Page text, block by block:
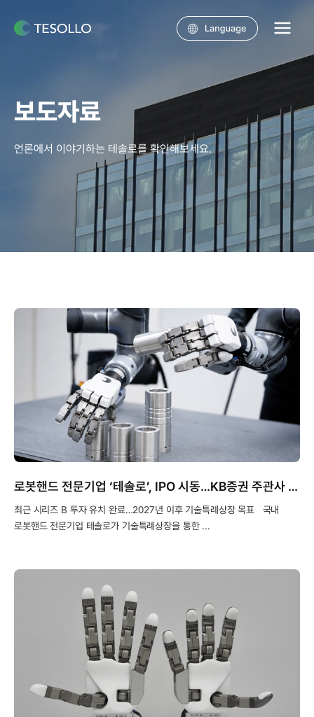
건너뛰기
Menu
보도자료
언론에서 이야기하는 테솔로를 확인해보세요.
로봇핸드 전문기업 ‘테솔로’, IPO 시동…KB증권 주관사 선정
최근 시리즈 B 투자 유치 완료…2027년 이후 기술특례상장 목표 국내
로봇핸드 전문기업 테솔로가 기술특례상장을 통한 ...